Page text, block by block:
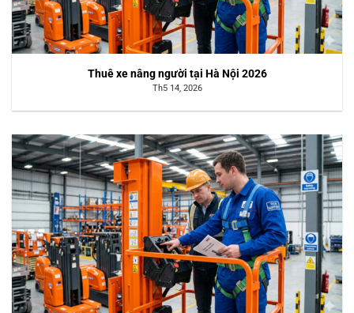
Thuê xe nâng người tại Hà Nội 2026
Th5 14, 2026